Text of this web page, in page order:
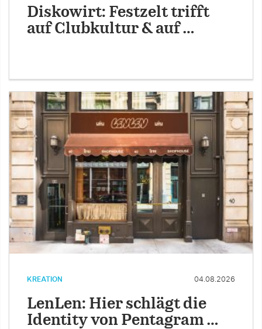
Diskowirt: Festzelt trifft
auf Clubkultur & auf …
KREATION 04.08.2026
LenLen: Hier schlägt die
Identity von Pentagram …